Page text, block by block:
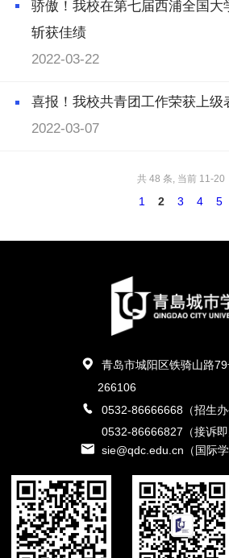
骄傲！我校在第七届西浦全国大
斩获佳绩
2022-03-22
喜报！我校共青团工作荣获上级
2022-03-07
共 48 条, 当前 11-20
1 2 3 4 5
青岛市城阳区铁骑山路
266106
0532-86666668（招生办
0532-86666827（接诉即
sie@qdc.edu.cn（国际学